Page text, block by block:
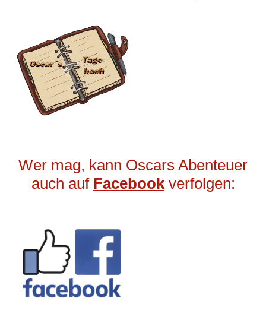
Wer mag, kann Oscars Abenteuer
auch auf Facebookverfolgen: